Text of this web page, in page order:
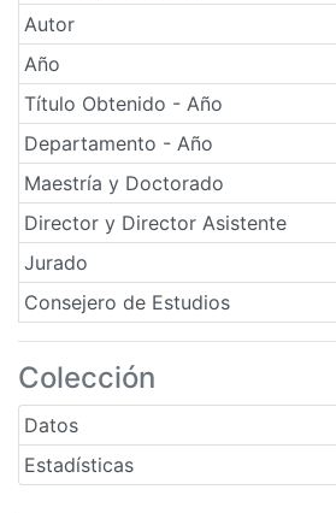
Autor
Año
Título Obtenido - Año
Departamento - Año
Maestría y Doctorado
Director y Director Asistente
Jurado
Consejero de Estudios
Colección
Datos
Estadísticas